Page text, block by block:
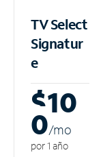
TV Select
Signatur
e
$10
0/mo
por 1 año